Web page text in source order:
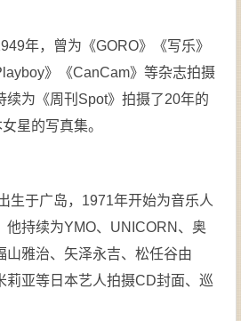
年，曾为《GORO》《写乐》
》《CanCam》等杂志拍摄
续为《周刊Spot》拍摄了20年的
星的写真集。
生于广岛，1971年开始为音乐人
他持续为YMO、UNICORN、奥
山雅治、矢泽永吉、松任谷由
莉亚等日本艺人拍摄CD封面、巡